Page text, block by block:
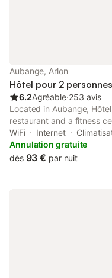
Aubange, Arlon
Hôtel pour 2 personnes
6.2Agréable⋅253 avis
Located in Aubange,
restaurant and a fitness
from the borders of
available in all areas and
of charge.
WiFi Internet
Annulation gratuite
dès 93 € par nuit